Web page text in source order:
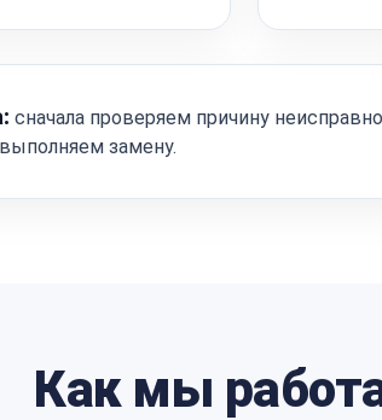
сначала проверяем причину
замену.
Как мы